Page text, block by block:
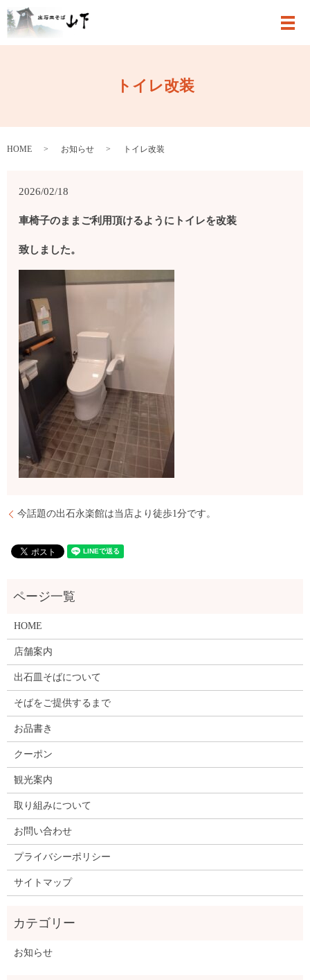
メ
トイレ改装
HOME お知らせ トイレ改装
2026/02/18
車椅子のままご利用頂けるようにトイレを改装
致しました。
今話題の出石永楽館は当店より徒歩1分です。
HOME
店舗案内
出石皿そばについて
そばをご提供するまで
お品書き
クーポン
観光案内
取り組みについて
お問い合わせ
プライバシーポリシー
サイトマップ
お知らせ